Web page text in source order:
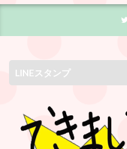
LINEスタンプ